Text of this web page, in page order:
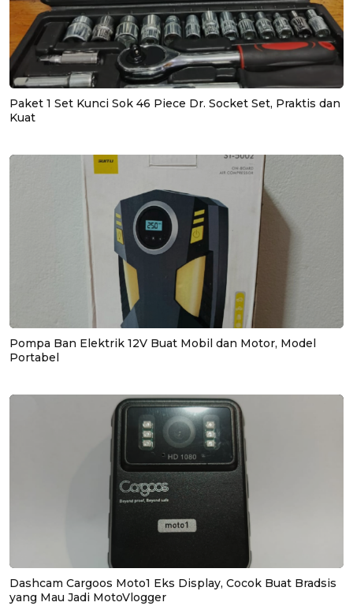
Paket 1 Set Kunci Sok 46 Piece Dr. Socket Set, Praktis dan
Kuat
Pompa Ban Elektrik 12V Buat Mobil dan Motor, Model
Portabel
Dashcam Cargoos Moto1 Eks Display, Cocok Buat Bradsis
yang Mau Jadi MotoVlogger